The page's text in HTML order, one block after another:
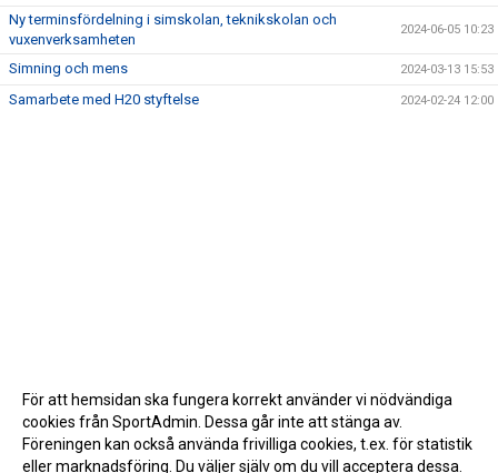
Ny terminsfördelning i simskolan, teknikskolan och
vuxenverksamheten
2024-06-05 10:23
Simning och mens 2024-03-13 15:53
Samarbete med H20 styftelse 2024-02-24 12:00
För att hemsidan ska fungera korrekt använder vi nödvändiga
cookies från SportAdmin. Dessa går inte att stänga av.
Föreningen kan också använda frivilliga cookies, t.ex. för statistik
eller marknadsföring. Du väljer själv om du vill acceptera dessa.